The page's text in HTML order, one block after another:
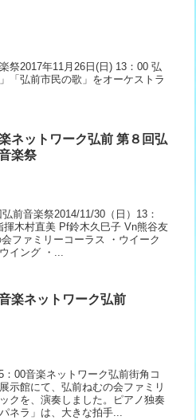
祭2017年11月26日(日) 13：00 弘
「弘前市民の歌」をオーケストラ
ネットワーク弘前 第８回弘
楽祭
前音楽祭2014/11/30（日）13：
木村直美 Pf鈴木久巳子 Vn熊谷友
ファミリーコーラス ・ウイーク
イング ・...
楽ネットワーク弘前
00音楽ネットワーク弘前街角コ
示館にて、弘前ねむの会ファミリ
クを、演奏しました。ピアノ独奏
ネラ」は、大きな拍手...